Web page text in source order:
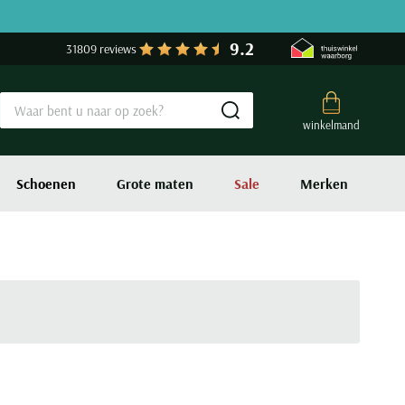
31809 reviews 9.2
winkelmand
Submit search
Schoenen Grote maten Sale Merken